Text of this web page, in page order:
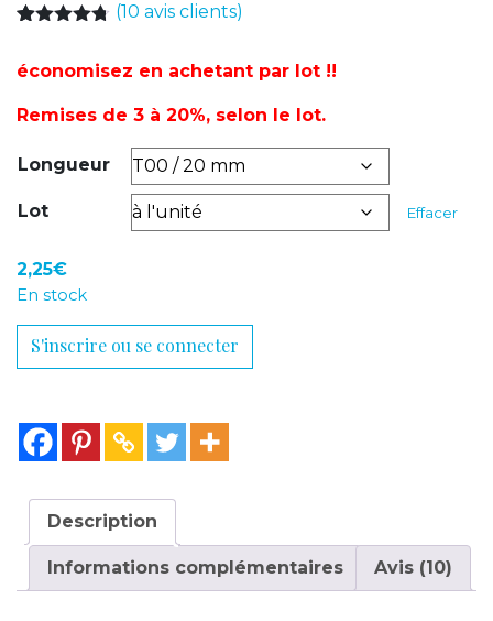
basé sur
client
(10 avis clients)
économisez en achetant par lot !!
Remises de 3 à 20%, selon le lot.
Longueur
Lot Effacer
2,25€
En stock
S'inscrire ou se connecter
Description
Informations complémentaires Avis (10)